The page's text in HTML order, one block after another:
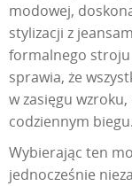
modowej,
stylizacji z
formalnego stroju
sprawia, że
w zasięgu
codziennym biegu.
Wybierając ten
jednocześnie